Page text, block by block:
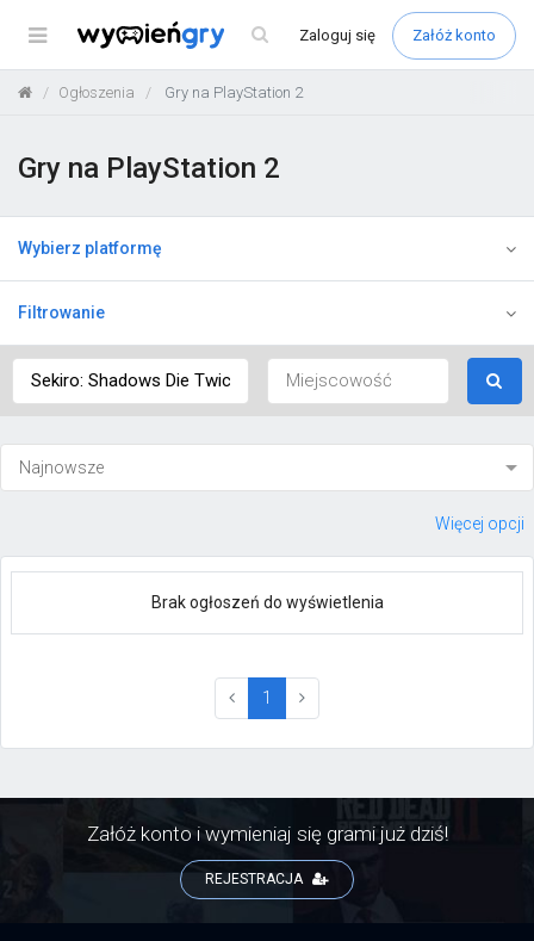
Menu Zaloguj się Załóż konto
Ogłoszenia Gry na PlayStation 2
Gry na PlayStation 2
Wybierz platformę
Filtrowanie
Więcej opcji
Brak ogłoszeń do wyświetlenia
1 (current)
Załóż konto i wymieniaj się grami już dziś!
REJESTRACJA